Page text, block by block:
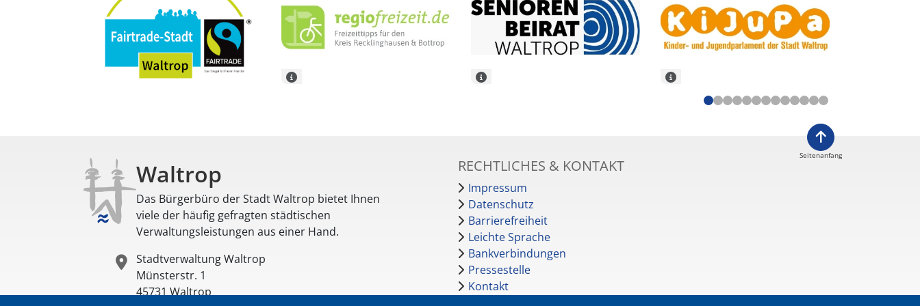
Waltrop
Das Bürgerbüro der Stadt Waltrop bietet Ihnen
viele der häufig gefragten städtischen
Verwaltungsleistungen aus einer Hand.
Stadtverwaltung Waltrop
Münsterstr. 1
45731Waltrop
RECHTLICHES & KONTAKT
Impressum
Datenschutz
Barrierefreiheit
Leichte Sprache
Bankverbindungen
Pressestelle
Kontakt
Seitenanfang